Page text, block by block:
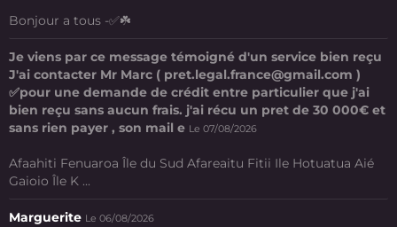
Bonjour a tous -✅☘️
Je viens par ce message témoigné d'un service bien reçu
J'ai contacter Mr Marc ( pret.legal.france@gmail.com )
✅pour une demande de crédit entre particulier que j'ai
bien reçu sans aucun frais. j'ai récu un pret de 30 000€ et
sans rien payer , son mail e Le 07/08/2026
Afaahiti Fenuaroa Île du Sud Afareaitu Fitii Ile Hotuatua Aié
Gaioio Île K ...
Marguerite Le 06/08/2026